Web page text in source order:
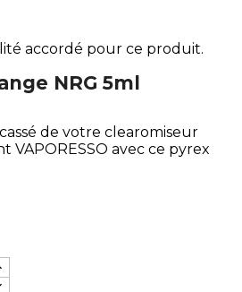
accordé pour ce produit.
NRG 5ml
de votre clearomiseur
VAPORESSO avec ce pyrex